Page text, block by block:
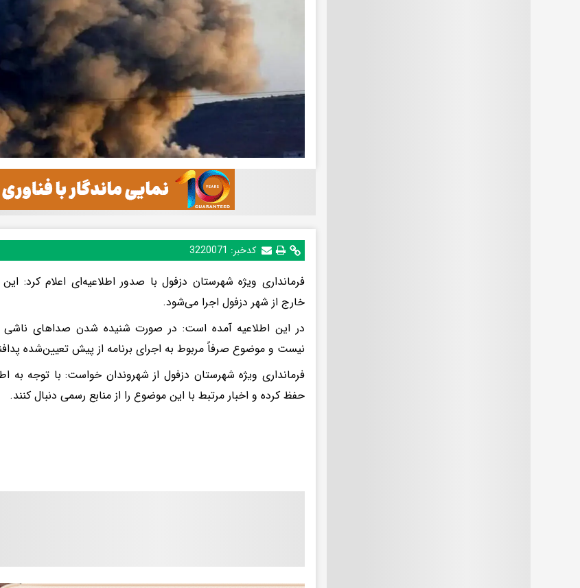
کدخبر: 3220071
فرمانداری ویژه شهرستان دزفول با صدور اطلاعیه‌ای اعلام کرد:
خارج از شهر دزفول اجرا می‌شود.
در این اطلاعیه آمده است: در صورت شنیده شدن صداهای ناشی
نیست و موضوع صرفاً مربوط به اجرای برنامه از پیش تعیین‌شده
فرمانداری ویژه شهرستان دزفول از شهروندان خواست: با توجه به
حفظ کرده و اخبار مرتبط با این موضوع را از منابع رسمی دنبال کنند.